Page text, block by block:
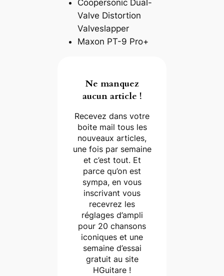
Coopersonic Dual-
Valve Distortion
Valveslapper
Maxon PT-9 Pro+
Ne manquez
aucun article !
Recevez dans votre
boite mail tous les
nouveaux articles,
une fois par semaine
et c’est tout. Et
parce qu’on est
sympa, en vous
inscrivant vous
recevrez les
réglages d’ampli
pour 20 chansons
iconiques et une
semaine d’essai
gratuit au site
HGuitare !